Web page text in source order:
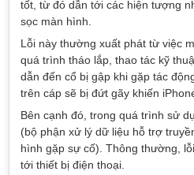
tốt, từ đó dẫn tới các hiện tượng
sọc màn hình.
Lỗi này thường xuất phát từ việc
quá trình tháo lắp, thao tác kỹ
dẫn đến cổ bị gập khi gặp tác
trên cáp sẽ bị đứt gãy khiến
Bên cạnh đó, trong quá trình sử
(bộ phận xử lý dữ liệu hỗ trợ
hình gặp sự cố). Thông thường,
tới thiết bị điện thoại.